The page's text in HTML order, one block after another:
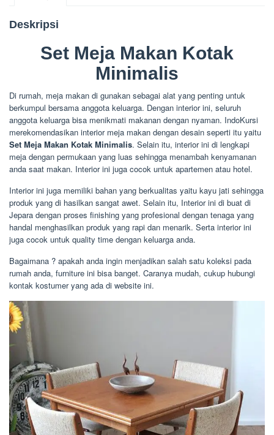
Deskripsi
Set Meja Makan Kotak
Minimalis
Di rumah, meja makan di gunakan sebagai alat yang penting untuk
berkumpul bersama anggota keluarga. Dengan interior ini, seluruh
anggota keluarga bisa menikmati makanan dengan nyaman. IndoKursi
merekomendasikan interior meja makan dengan desain seperti itu yaitu
Set Meja Makan Kotak Minimalis. Selain itu, interior ini di lengkapi
meja dengan permukaan yang luas sehingga menambah kenyamanan
anda saat makan. Interior ini juga cocok untuk apartemen atau hotel.
Interior ini juga memiliki bahan yang berkualitas yaitu kayu jati sehingga
produk yang di hasilkan sangat awet. Selain itu, Interior ini di buat di
Jepara dengan proses finishing yang profesional dengan tenaga yang
handal menghasilkan produk yang rapi dan menarik. Serta interior ini
juga cocok untuk quality time dengan keluarga anda.
Bagaimana ? apakah anda ingin menjadikan salah satu koleksi pada
rumah anda, furniture ini bisa banget. Caranya mudah, cukup hubungi
kontak kostumer yang ada di website ini.